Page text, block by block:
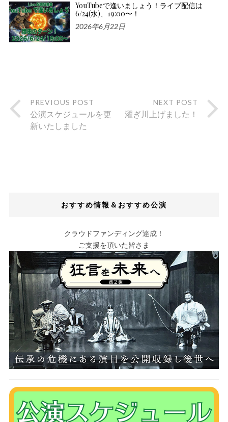
YouTubeで逢いましょう！ライブ配信は
6/24(水)、19:00〜！
2026年6月22日
PREVIOUS POST
公演スケジュールを更
新いたしました
NEXT POST
濯ぎ川上げました！
おすすめ情報＆おすすめ公演
クラウドファンディング達成！
ご支援を頂いた皆さま